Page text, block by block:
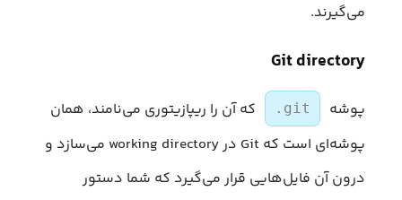
می‌گیرند.
Git directory
پوشه .git
که آن را ریپازیتوری می‌نامند، همان
پوشه‌ای است که Git در working directory می‌سازد و
درون آن فایل‌هایی قرار می‌گیرد که شما دستور